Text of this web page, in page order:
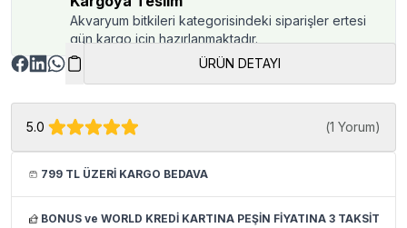
Akvaryum bitkileri kategorisindeki siparişler ertesi
gün kargo için hazırlanmaktadır.
ÜRÜN DETAYI
5.0 (1 Yorum)
799 TL ÜZERİ KARGO BEDAVA
BONUS ve WORLD KREDİ KARTINA PEŞİN FİYATINA 3 TAKSİT